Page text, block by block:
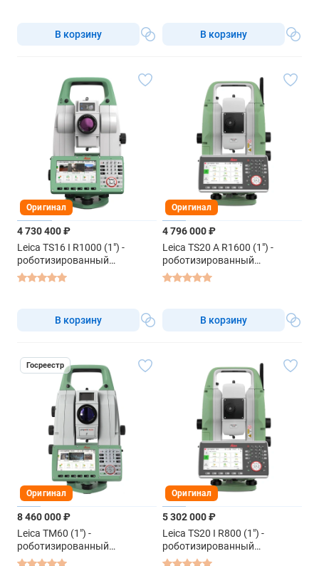
В корзину В корзину
Оригинал
4 730 400 ₽
Leica TS16 I R1000 (1") -
роботизированный
тахеометр
В корзину
Оригинал
4 796 000 ₽
Leica TS20 A R1600 (1") -
роботизированный
тахеометр
В корзину
Госреестр
Оригинал
8 460 000 ₽
Leica TM60 (1") -
роботизированный
тахеометр
Оригинал
5 302 000 ₽
Leica TS20 I R800 (1") -
роботизированный
тахеометр